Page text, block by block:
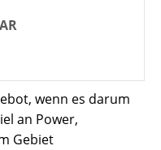
wenn es darum
an Power,
Gebiet